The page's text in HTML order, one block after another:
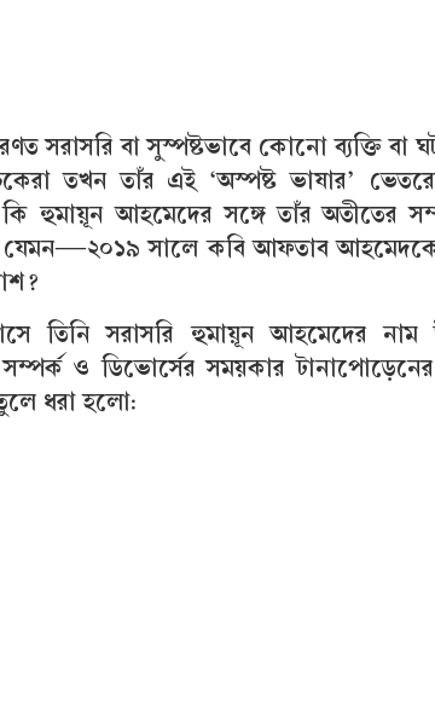
সরাসরি বা সুস্পষ্টভাবে কোনো ব্যক্তি বা
তখন তাঁর এই ‘অস্পষ্ট ভাষার’
কি হুমায়ূন আহমেদের সঙ্গে তাঁর অতীতের
যেমন—২০১৯ সালে কবি আফতাব
তিনি সরাসরি হুমায়ূন আহমেদের নাম
ও ডিভোর্সের সময়কার টানাপোড়েনের
তুলে ধরা হলো: